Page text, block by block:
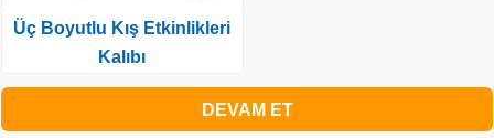
Üç Boyutlu Kış Etkinlikleri
Kalıbı
DEVAM ET